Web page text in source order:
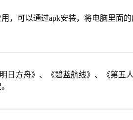
，可以通过apk安装，将电脑里面
日方舟》、《碧蓝航线》、《第五